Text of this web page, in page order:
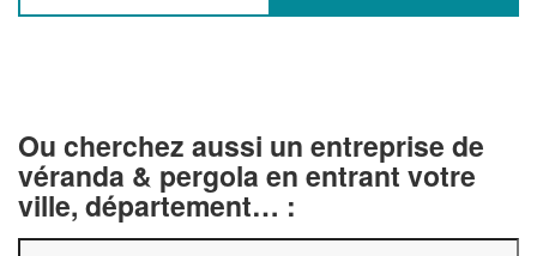
Ou cherchez aussi un entreprise de
véranda & pergola en entrant votre
ville, département… :
✕
Vous êtes un